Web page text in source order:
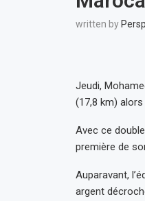
written by
Jeudi,
(17,8 km)
Avec ce
première de
Auparavant,
argent